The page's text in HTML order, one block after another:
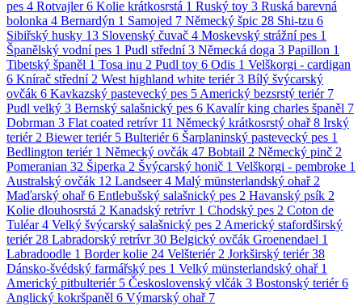
pes 4 Rotvajler 6 Kolie krátkosrstá 1 Ruský toy 3 Ruská barevná
bolonka 4 Bernardýn 1 Samojed 7 Německý špic 28 Shi-tzu 6
Sibiřský husky 13 Slovenský čuvač 4 Moskevský strážní pes 1
Španělský vodní pes 1 Pudl střední 3 Německá doga 3 Papillon 1
Tibetský španěl 1 Tosa inu 2 Pudl toy 6 Odis 1 Velškorgi - cardigan
6 Knírač střední 2 West highland white teriér 3 Bílý švýcarský
ovčák 6 Kavkazský pastevecký pes 5 Americký bezsrstý teriér 7
Pudl velký 3 Bernský salašnický pes 6 Kavalír king charles španěl 7
Dobrman 3 Flat coated retrívr 11 Německý krátkosrstý ohař 8 Irský
teriér 2 Biewer teriér 5 Bulteriér 6 Šarplaninský pastevecký pes 1
Bedlington teriér 1 Německý ovčák 47 Bobtail 2 Německý pinč 2
Pomeranian 32 Šiperka 2 Švýcarský honič 1 Velškorgi - pembroke 1
Australský ovčák 12 Landseer 4 Malý münsterlandský ohař 2
Maďarský ohař 6 Entlebušský salašnický pes 2 Havanský psík 2
Kolie dlouhosrstá 2 Kanadský retrívr 1 Chodský pes 2 Coton de
Tuléar 4 Velký švýcarský salašnický pes 2 Americký stafordširský
teriér 28 Labradorský retrívr 30 Belgický ovčák Groenendael 1
Labradoodle 1 Border kolie 24 Velšteriér 2 Jorkširský teriér 38
Dánsko-švédský farmářský pes 1 Velký münsterlandský ohař 1
Americký pitbulteriér 5 Československý vlčák 3 Bostonský teriér 6
Anglický kokršpaněl 6 Výmarský ohař 7